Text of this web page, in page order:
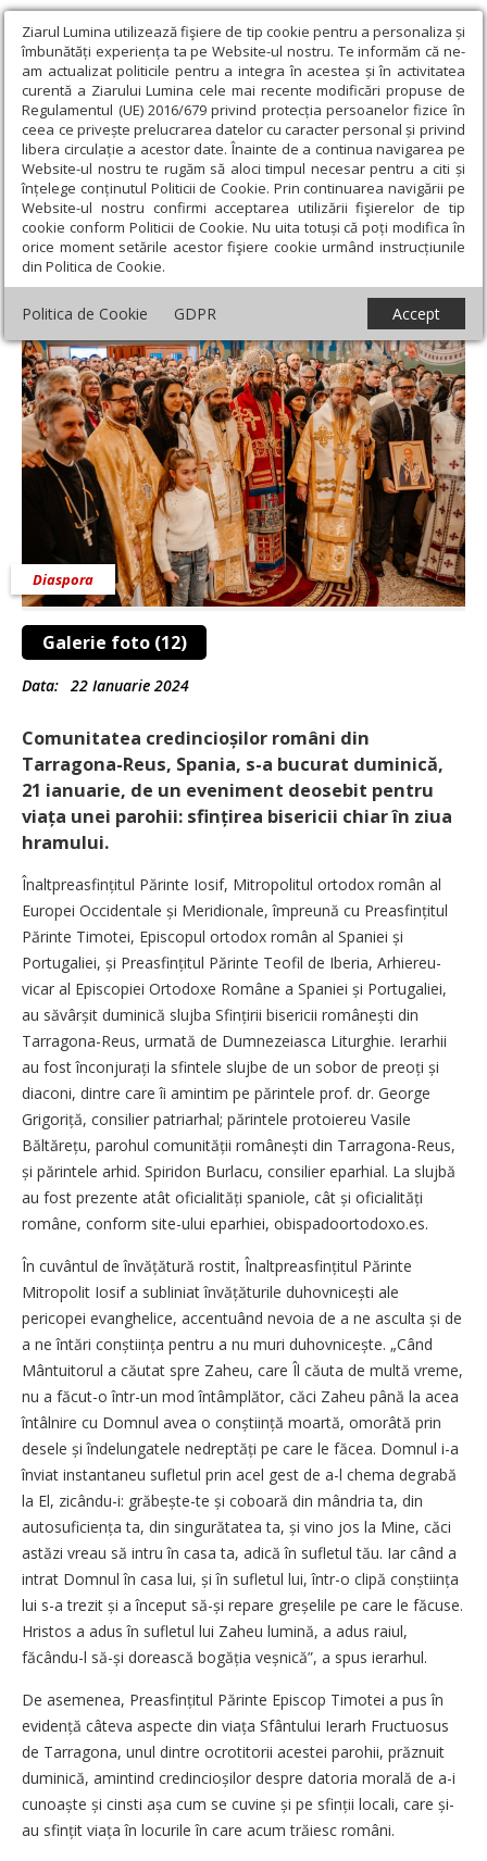
Ziarul Lumina utilizează fişiere de tip cookie pentru a personaliza și
îmbunătăți experiența ta pe Website-ul nostru. Te informăm că ne-
am actualizat politicile pentru a integra în acestea și în activitatea
curentă a Ziarului Lumina cele mai recente modificări propuse de
Regulamentul (UE) 2016/679 privind protecția persoanelor fizice în
ceea ce privește prelucrarea datelor cu caracter personal și privind
libera circulație a acestor date. Înainte de a continua navigarea pe
Website-ul nostru te rugăm să aloci timpul necesar pentru a citi și
înțelege conținutul Politicii de Cookie. Prin continuarea navigării pe
Website-ul nostru confirmi acceptarea utilizării fişierelor de tip
cookie conform Politicii de Cookie. Nu uita totuși că poți modifica în
orice moment setările acestor fişiere cookie urmând instrucțiunile
din Politica de Cookie.
Politica de Cookie GDPR Accept
Ziarul Lumina › Actualitate religioasă › Diaspora › Sfințirea unei
noi biserici românești din Spania
Sfințirea unei noi biserici românești din
Spania
Galerie foto (12)
Diaspora
Data: 22 Ianuarie 2024
Comunitatea credincioșilor români din
Tarragona-Reus, Spania, s-a bucurat duminică,
21 ianuarie, de un eveniment deosebit pentru
viața unei parohii: sfințirea bisericii chiar în ziua
hramului.
Înaltpreasfințitul Părinte Iosif, Mitropolitul ortodox român al
Europei Occidentale și Meridionale, împreună cu Prea­sfin­țitul
Părinte Timotei, Episcopul ortodox român al Spaniei și
Portugaliei, și Preasfințitul Părinte Teofil de Iberia, Arhiereu-
vicar al Episcopiei Ortodoxe Române a Spaniei și Portugaliei,
au săvârșit duminică slujba Sfințirii bisericii românești din
Tarragona-Reus, urmată de Dumnezeiasca Liturghie. Ierarhii
au fost înconjurați la sfintele slujbe de un sobor de preoți și
diaconi, dintre care îi amintim pe părintele prof. dr. George
Grigoriță, consilier patriarhal; părintele protoiereu Vasile
Băltărețu, parohul comunității ro­mânești din Tarragona-Reus,
și părintele arhid. Spiridon Burlacu, consilier eparhial. La slujbă
au fost prezente atât oficialități spaniole, cât și oficialități
române, conform site-ului eparhiei, obispadoortodoxo.es.
În cuvântul de învățătură rostit, Înaltpreasfințitul Părinte
Mitropolit Iosif a subliniat învățăturile duhov­nicești ale
pericopei evanghelice, accentuând nevoia de a ne asculta și de
a ne întări conștiința pentru a nu muri duhovnicește. „Când
Mântuitorul a căutat spre Zaheu, care Îl căuta de multă vreme,
nu a făcut-o într-un mod întâmplător, căci Zaheu până la acea
întâlnire cu Domnul avea o con­știință moartă, omorâtă prin
desele și îndelungatele nedrep­tăți pe care le făcea. Domnul i-a
înviat instantaneu sufletul prin acel gest de a-l chema degrabă
la El, zicându-i: grăbește-te și coboară din mândria ta, din
autosuficiența ta, din singurătatea ta, și vino jos la Mine, căci
astăzi vreau să intru în casa ta, adică în sufletul tău. Iar când a
intrat Domnul în casa lui, și în sufletul lui, într-o clipă conștiința
lui s-a trezit și a început să-și repare greșelile pe care le făcuse.
Hristos a adus în sufletul lui Zaheu lumină, a adus raiul,
făcându-l să-și dorească bogăția veșnică”, a spus ierarhul.
De asemenea, Preasfințitul Părinte Episcop Timotei a pus în
evidență câteva aspecte din viața Sfântului Ierarh Fructuosus
de Tarragona, unul dintre ocrotitorii acestei parohii, prăznuit
duminică, amintind credincioșilor despre datoria morală de a-i
cunoaște și cinsti așa cum se cuvine și pe sfinții locali, care și-
au sfințit viața în locurile în care acum trăiesc români.